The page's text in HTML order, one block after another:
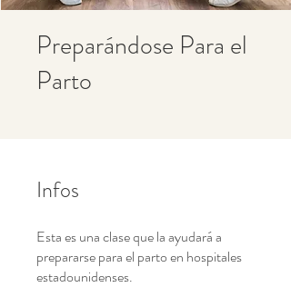
Preparándose Para el
Parto
Infos
Esta es una clase que la ayudará a
prepararse para el parto en hospitales
estadounidenses.